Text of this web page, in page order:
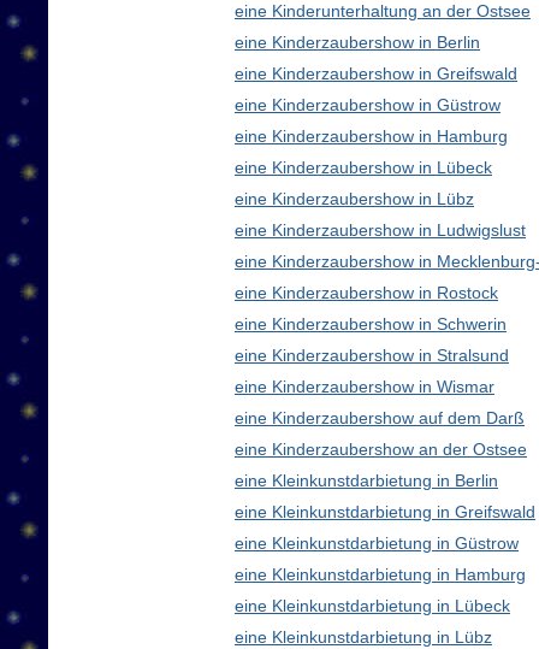
eine Kinderunterhaltung an der Ostsee
eine Kinderzaubershow in Berlin
eine Kinderzaubershow in Greifswald
eine Kinderzaubershow in Güstrow
eine Kinderzaubershow in Hamburg
eine Kinderzaubershow in Lübeck
eine Kinderzaubershow in Lübz
eine Kinderzaubershow in Ludwigslust
eine Kinderzaubershow in
eine Kinderzaubershow in Rostock
eine Kinderzaubershow in Schwerin
eine Kinderzaubershow in Stralsund
eine Kinderzaubershow in Wismar
eine Kinderzaubershow auf dem Darß
eine Kinderzaubershow an der Ostsee
eine Kleinkunstdarbietung in Berlin
eine Kleinkunstdarbietung in Greifswald
eine Kleinkunstdarbietung in Güstrow
eine Kleinkunstdarbietung in Hamburg
eine Kleinkunstdarbietung in Lübeck
eine Kleinkunstdarbietung in Lübz